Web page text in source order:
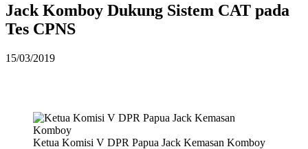
Jack Komboy Dukung Sistem CAT pada
Tes CPNS
15/03/2019
Ketua Komisi V DPR Papua Jack Kemasan Komboy